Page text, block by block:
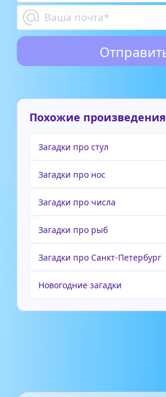
Похожие произведения
Загадки про стул
Загадки про нос
Загадки про числа
Загадки про рыб
Загадки про Санкт-Петербург
Новогодние загадки